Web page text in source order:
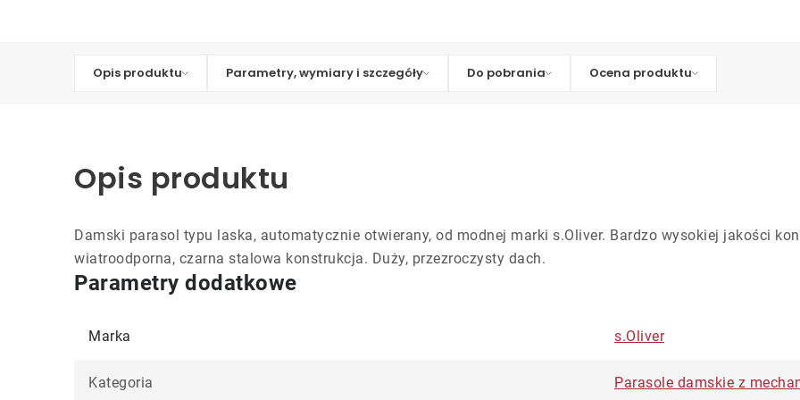
Opis produktu Parametry, wymiary i szczegóły Do pobrania Ocena produktu
Opis produktu
Damski parasol typu laska, automatycznie otwierany, od modnej marki s.Oliver. Bardzo wysokiej jakości
wiatroodporna, czarna stalowa konstrukcja. Duży, przezroczysty dach.
Parametry dodatkowe
Marka s.Oliver
Kategoria Parasole damskie z